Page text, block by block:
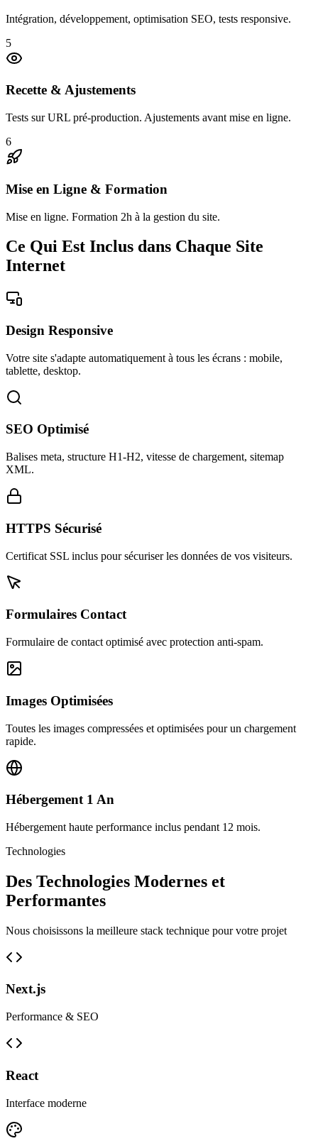
Intégration, développement, optimisation SEO, tests responsive.
5
Recette & Ajustements
Tests sur URL pré-production. Ajustements avant mise en ligne.
6
Mise en Ligne & Formation
Mise en ligne. Formation 2h à la gestion du site.
Ce Qui Est Inclus dans Chaque Site
Internet
Design Responsive
Votre site s'adapte automatiquement à tous les écrans : mobile,
tablette, desktop.
SEO Optimisé
Balises meta, structure H1-H2, vitesse de chargement, sitemap
XML.
HTTPS Sécurisé
Certificat SSL inclus pour sécuriser les données de vos visiteurs.
Formulaires Contact
Formulaire de contact optimisé avec protection anti-spam.
Images Optimisées
Toutes les images compressées et optimisées pour un chargement
rapide.
Hébergement 1 An
Hébergement haute performance inclus pendant 12 mois.
Technologies
Des Technologies Modernes et
Performantes
Nous choisissons la meilleure stack technique pour votre projet
Next.js
Performance & SEO
React
Interface moderne